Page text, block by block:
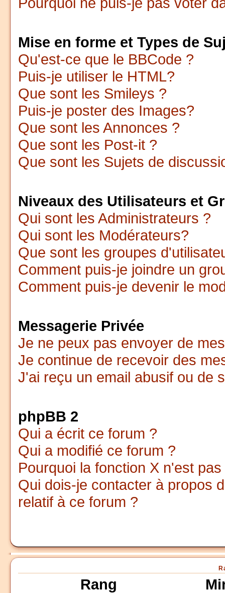
Mise en forme et Types de
Qu'est-ce que le BBCode ?
Puis-je utiliser le HTML?
Que sont les Smileys ?
Puis-je poster des Images?
Que sont les Annonces ?
Que sont les Post-it ?
Que sont les Sujets de
Niveaux des Utilisateurs et
Qui sont les Administrateurs ?
Qui sont les Modérateurs?
Que sont les groupes
Comment puis-je joindre un
Comment puis-je devenir le
Messagerie Privée
Je ne peux pas envoyer de
Je continue de recevoir des
J'ai reçu un email abusif ou de
phpBB 2
Qui a écrit ce forum ?
Qui a modifié ce forum ?
Pourquoi la fonction X n'est
Qui dois-je contacter à propos
relatif à ce forum ?
Rang